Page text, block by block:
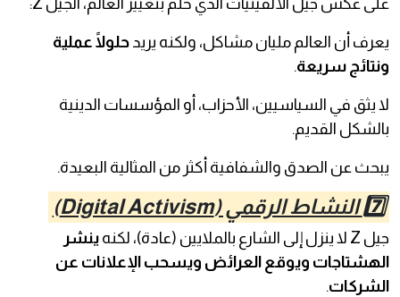
على عكس جيل الألفينيات الذي حلم بتغيير العالم، الجيل Z:
يعرف أن العالم مليان مشاكل، ولكنه يريد حلولًا عملية
ونتائج سريعة.
لا يثق في السياسيين، الأحزاب، أو المؤسسات الدينية
بالشكل القديم.
يبحث عن الصدق والشفافية أكثر من المثالية البعيدة.
7️⃣ النشاط الرقمي (Digital Activism)
جيل Z لا ينزل إلى الشارع بالملايين (عادة)، لكنه
ينشر
الهشتاجات ويوقع العرائض ويسحب الإعلانات عن
الشركات.